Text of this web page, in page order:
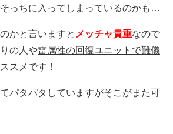
っちに入ってしまっているのかも…
かと言いますと メッチャ貴重なので
の人や雷属性の回復ユニット で難儀
スメです！
パタパタしていますがそこがまた可